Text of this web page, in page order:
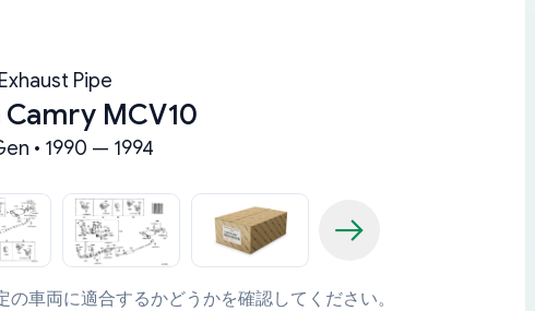
Exhaust Pipe
Camry MCV10
• 1990 — 1994
車両に適合するかどうかを確認してください。